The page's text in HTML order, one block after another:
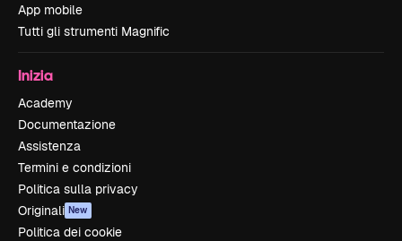
App mobile
Tutti gli strumenti Magnific
Inizia
Academy
Documentazione
Assistenza
Termini e condizioni
Politica sulla privacy
Originali New
Politica dei cookie